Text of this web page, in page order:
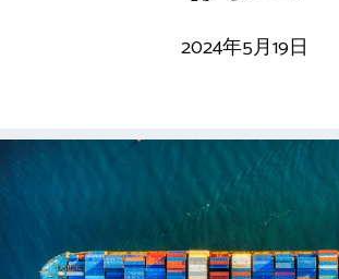
2024年5月19日